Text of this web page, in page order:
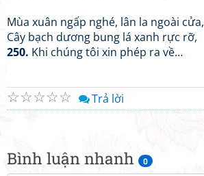
Bình luận nhanh 0
Mùa xuân ngấp nghé, lân la ngoài cửa,
Cây bạch dương bung lá xanh rực rỡ,
250. Khi chúng tôi xin phép ra về…
☆
☆
☆
☆
☆ Trả lời